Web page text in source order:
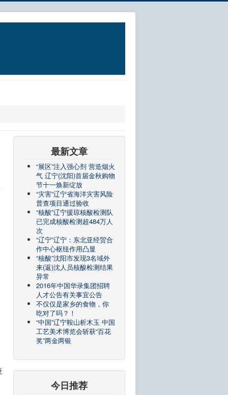
最新文章
“展区”注入强心剂 营造烟火
气 辽宁(沈阳)首届金秋购物
节十一焕新绽放
“灾害”辽宁省海洋灾害风险
普查项目通过验收
“核酸”辽宁援琼核酸检测队
已完成核酸检测超484万人
次
“辽宁”辽宁：东北亚经贸合
作中心枢纽作用凸显
“核酸”沈阳市发现3名域外
来(返)沈人员核酸检测结果
异常
2016年中国华录集团招聘
人才公告有关事宜公告
不仅仅是家乡的食物，你
吃对了吗？！
“中国”辽宁鞍山析木玉 中国
工艺美术博览会斩获“百花
奖”两金两银
今日推荐